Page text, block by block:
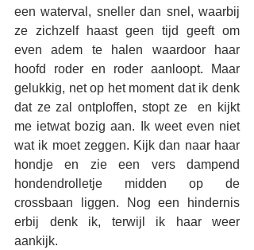
een waterval, sneller dan snel, waarbij
ze zichzelf haast geen tijd geeft om
even adem te halen waardoor haar
hoofd roder en roder aanloopt. Maar
gelukkig, net op het moment dat ik denk
dat ze zal ontploffen, stopt ze  en kijkt
me ietwat bozig aan. Ik weet even niet
wat ik moet zeggen. Kijk dan naar haar
hondje en zie een vers dampend
hondendrolletje midden op de
crossbaan liggen. Nog een hindernis
erbij denk ik, terwijl ik haar weer
aankijk.